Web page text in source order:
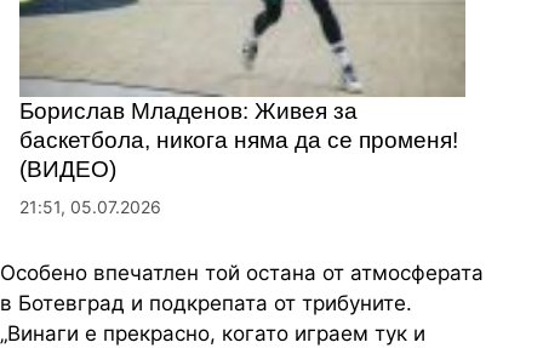
Борислав Младенов: Живея за
баскетбола, никога няма да се променя!
(ВИДЕО)
21:51, 05.07.2026
Особено впечатлен той остана от атмосферата
в Ботевград и подкрепата от трибуните.
„Винаги е прекрасно, когато играем тук и